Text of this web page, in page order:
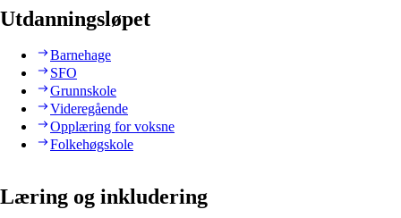
Utdanningsløpet
Barnehage
SFO
Grunnskole
Videregående
Opplæring for voksne
Folkehøgskole
Læring og inkludering